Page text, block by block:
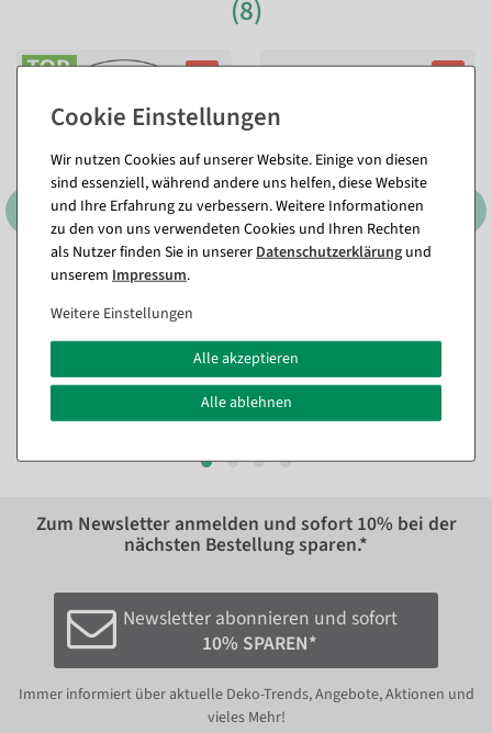
(8)
3er Set Dekoringe, schwarz
Sofort versandfähig.
23,74 €
14,95 EUR zzgl. ges. MwSt.
11,84 €
7,95 EUR zzgl. ges. MwSt.
Zum Newsletter anmelden und sofort 10% bei der
nächsten Bestellung sparen.*
Newsletter abonnieren und sofort
10% SPAREN*
Immer informiert über aktuelle Deko-Trends, Angebote, Aktionen und
vieles Mehr!
Wir nutzen Cookies auf unserer Website. Einige von diesen
sind essenziell, während andere uns helfen, diese Website
und Ihre Erfahrung zu verbessern. Weitere Informationen
zu den von uns verwendeten Cookies und Ihren Rechten
als Nutzer finden Sie in unsererDaten­schutz­erklärung und
unserem Impressum.
Weitere Einstellungen
Alle akzeptieren
Alle ablehnen